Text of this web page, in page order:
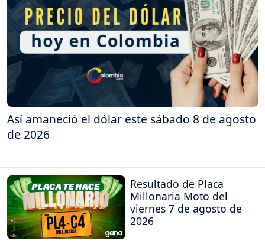
Así amaneció el dólar este sábado 8 de agosto
de 2026
Resultado de Placa
Millonaria Moto del
viernes 7 de agosto de
2026